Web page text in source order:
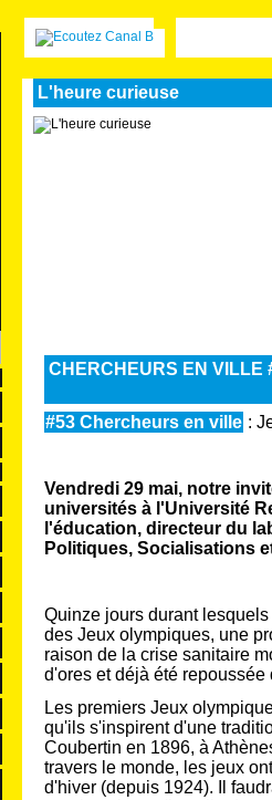
L'heure curieuse
CHERCHEURS EN
#53 Chercheurs en ville :
Vendredi 29 mai, notre
universités à l'Université
l'éducation, directeur du
Politiques, Socialisations
Quinze jours durant
des Jeux olympiques, une
raison de la crise sanitaire
d'ores et déjà été repoussée
Les premiers Jeux
qu'ils s'inspirent d'une
Coubertin en 1896, à
travers le monde, les jeux
d'hiver (depuis 1924). Il